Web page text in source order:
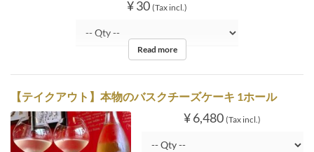
¥ 30 (Tax incl.)
Read more
【テイクアウト】本物のバスクチーズケーキ 1ホール
¥ 6,480 (Tax incl.)